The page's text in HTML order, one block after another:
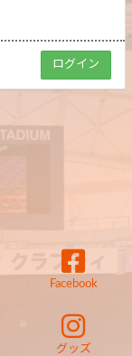
Facebook
グッズ